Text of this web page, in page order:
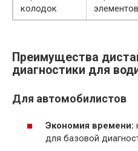
колодок
элементов
Преимущества
диагностики для
Для автомобилистов
Экономия времени:
для базовой